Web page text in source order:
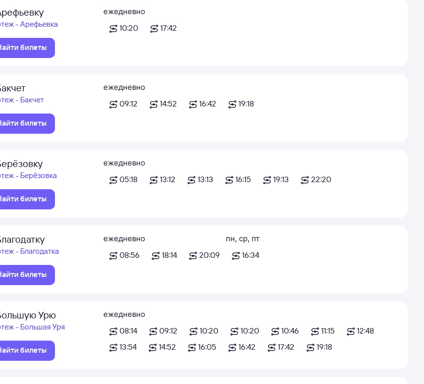
- Арефьевка
билеты
ежедневно
10:20
17:42
- Бакчет
билеты
ежедневно
09:12
14:52 16:42 19:18
- Берёзовка
билеты
ежедневно
05:18
13:12 13:13 16:15 19:13 22:20
- Благодатка
билеты
ежедневно
08:56
18:14 20:09
пн, ср, пт
16:34
Урю
- Большая Уря
билеты
ежедневно
08:14
09:12 10:20 10:20 10:46 11:15
12:48
13:54
14:52 16:05 16:42 17:42 19:18